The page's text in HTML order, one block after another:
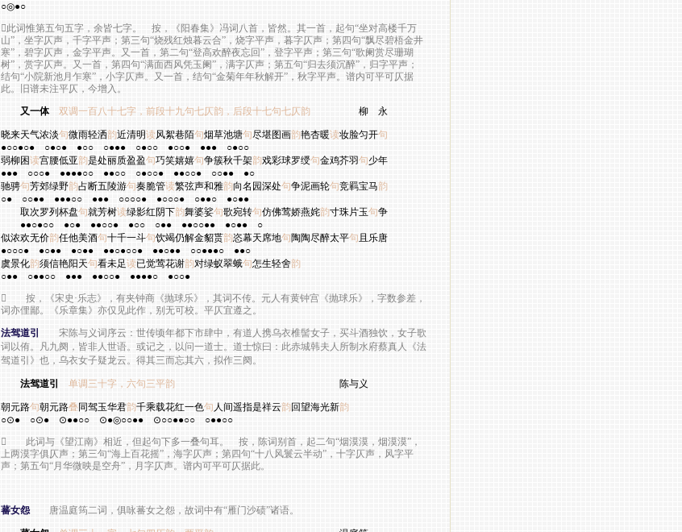
○◎●○
此词惟第五句五字，余皆七字。 按，《阳春集》冯词八首，皆然。其一首，起句“坐对高楼千万
山”，坐字仄声，千字平声；第三句“烧残红烛暮云合”，烧字平声，暮字仄声；第四句“飘尽碧梧金井
寒”，碧字仄声，金字平声。又一首，第二句“登高欢醉夜忘回”，登字平声；第三句“歌阑赏尽珊瑚
树”，赏字仄声。又一首，第四句“满面西风凭玉阑”，满字仄声；第五句“归去须沉醉”，归字平声；
结句“小院新池月乍寒”，小字仄声。又一首，结句“金菊年年秋解开”，秋字平声。谱内可平可仄据
此。旧谱未注平仄，今增入。
又一体
双调一百八十七字，前段十九句七仄韵，后段十七句七仄韵柳 永
晓来天气浓淡句微雨轻洒韵近清明读风絮巷陌句烟草池塘句尽堪图画韵艳杏暖读妆脸匀开句
●○○●○●
○●○● ●○○ ○●●● ○●○○ ●○○● ●●●
○●○○
弱柳困读宫腰低亚韵是处丽质盈盈句巧笑嬉嬉句争簇秋千架韵戏彩球罗绶句金鸡芥羽句少年
●●●
○○○● ●●●●○○ ●●○○ ○●○○● ●●○○● ○○●●
●○
驰骋句芳郊绿野韵占断五陵游句奏脆管读繁弦声和雅韵向名园深处句争泥画轮句竞羁宝马韵
○●
○○●● ●●●○○ ●●● ○○○○● ●○○○● ○●●○
●○●●
取次罗列杯盘句就芳树读绿影红阴下韵舞婆娑句歌宛转句仿佛莺娇燕姹韵寸珠片玉句争
●●○●○○
●○● ●●○○● ●○○ ○●● ●●○○●● ●○●●
○
似浓欢无价韵任他美酒句十千一斗句饮竭仍解金貂贳韵恣幕天席地句陶陶尽醉太平句 且乐唐
●○○○●
●○●● ●○●● ●●○●○○● ●●○●● ○○●●●○
●●○
虞景化韵须信艳阳天句看未足读已觉莺花谢韵对绿蚁翠蛾句怎生轻舍韵
○●●
○●●○○ ●●● ●●○○● ●●●●○
●○○●
 按，《宋史·乐志》，有夹钟商《抛球乐》，其词不传。元人有黄钟宫《抛球乐》，字数参差，
词亦俚鄙。《乐章集》亦仅见此作，别无可校。平仄宜遵之。
法驾道引
宋陈与义词序云：世传顷年都下市肆中，有道人携乌衣椎髻女子，买斗酒独饮，女子歌
词以侑。凡九阕，皆非人世语。或记之，以问一道士。道士惊曰：此赤城韩夫人所制水府蔡真人《法
驾道引》也，乌衣女子疑龙云。得其三而忘其六，拟作三阕。
法驾道引 单调三十字，六句三平韵陈与义
朝元路句朝元路叠同驾玉华君韵千乘载花红一色句 人间遥指是祥云韵回望海光新韵
○⊙●
○⊙● ⊙●●○○ ⊙●◎○○●● ⊙○○●●○○
○●●○○
 此词与《望江南》相近，但起句下多一叠句耳。 按，陈词别首，起二句“烟漠漠，烟漠漠”，
上两漠字俱仄声；第三句“海上百花摇”，海字仄声；第四句“十八风鬟云半动”，十字仄声，风字平
声；第五句“月华微映是空舟”，月字仄声。谱内可平可仄据此。
蕃女怨 唐温庭筠二词，俱咏蕃女之怨，故词中有“雁门沙碛”诸语。